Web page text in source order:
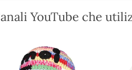
nella
prodotto
YouTube che